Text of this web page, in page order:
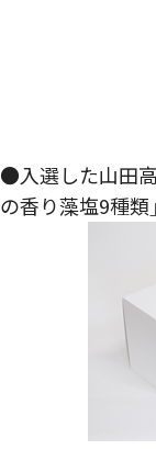
●入選した山田
の香り藻塩9種類